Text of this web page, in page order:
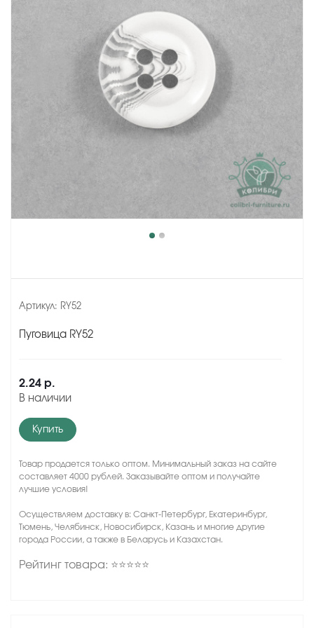
Артикул: RY52
Пуговица RY52
2.24 р.
В наличии
Купить
Товар продается только оптом. Минимальный заказ на сайте
составляет 4000 рублей. Заказывайте оптом и получайте
лучшие условия!
Осуществляем доставку в: Санкт-Петербург, Екатеринбург,
Тюмень, Челябинск, Новосибирск, Казань и многие другие
города России, а также в Беларусь и Казахстан.
Рейтинг товара: ⭐⭐⭐⭐⭐